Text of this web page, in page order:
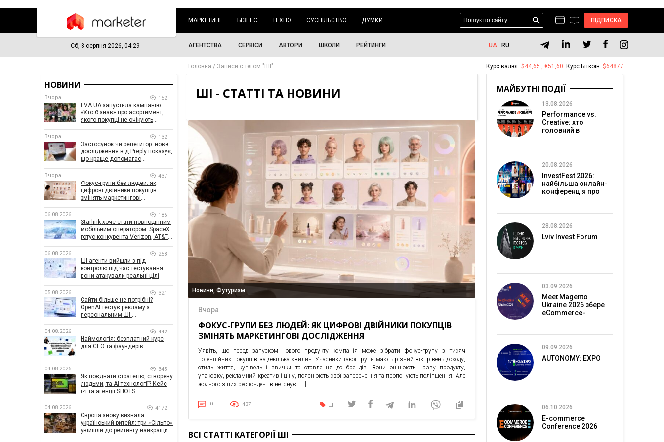
МАРКЕТИНГ БІЗНЕС ТЕХНО СУСПІЛЬСТВО ДУМКИ ПІДПИСКА
Сб, 8 серпня 2026, 04:29 АГЕНТСТВА СЕРВІСИ АВТОРИ ШКОЛИ РЕЙТИНГИ UA RU
Головна Записи с тегом "ШІ"
ШІ - СТАТТІ ТА НОВИНИ
Новини, Футуризм
Вчора
ФОКУС-ГРУПИ БЕЗ ЛЮДЕЙ: ЯК ЦИФРОВІ ДВІЙНИКИ ПОКУПЦІВ
ЗМІНЯТЬ МАРКЕТИНГОВІ ДОСЛІДЖЕННЯ
Уявіть, що перед запуском нового продукту компанія може зібрати фокус-групу з тисяч
потенційних покупців за декілька хвилин. Учасники такої групи мають різний вік, рівень доходу,
стиль життя, купівельні звички та ставлення до брендів. Вони оцінюють назву продукту,
упаковку, рекламний креатив і ціну, пояснюють свої заперечення та пропонують поліпшення. Але
жодного з цих респондентів не існує. […]
0 437 ШІ
ВСІ СТАТТІ КАТЕГОРІЇ ШІ
НОВИНИ
Вчора 152
EVA.UA запустила кампанію
«Хто б знав» про асортимент,
якого покупці не очікують
Вчора 132
Застосунок чи репетитор: нове
дослідження від Preply показує,
що краще допомагає
Вчора 437
Фокус-групи без людей: як
цифрові двійники покупців
змінять маркетингові
06.08.2026 185
Starlink хоче стати повноцінним
мобільним оператором: SpaceX
готує конкурента Verizon, AT&T і
06.08.2026 258
ШІ-агенти вийшли з-під
контролю під час тестування:
вони атакували реальні цілі
05.08.2026 321
Сайти більше не потрібні?
OpenAI тестує рекламу з
персональним ШІ-
04.08.2026 442
Наймологія: безплатний курс
для CEO та фаундерів
04.08.2026 345
Як поєднати стратегію, створену
людьми, та AI-технології? Кейс
izi та агенції SHOTS
04.08.2026 4172
Європа знову визнала
український ритейл: три «Сільпо»
увійшли до рейтингу найкращих
Курс валют: $44,65 , €51,60 Курс Біткоїн: $64877
МАЙБУТНІ ПОДІЇ
13.08.2026
Performance vs.
Creative: хто
головний в
20.08.2026
InvestFest 2026:
найбільша онлайн-
конференція про
28.08.2026
Lviv Invest Forum
03.09.2026
Meet Magento
Ukraine 2026 збере
eCommerce-
09.09.2026
AUTONOMY: EXPO
06.10.2026
E-commerce
Conference 2026